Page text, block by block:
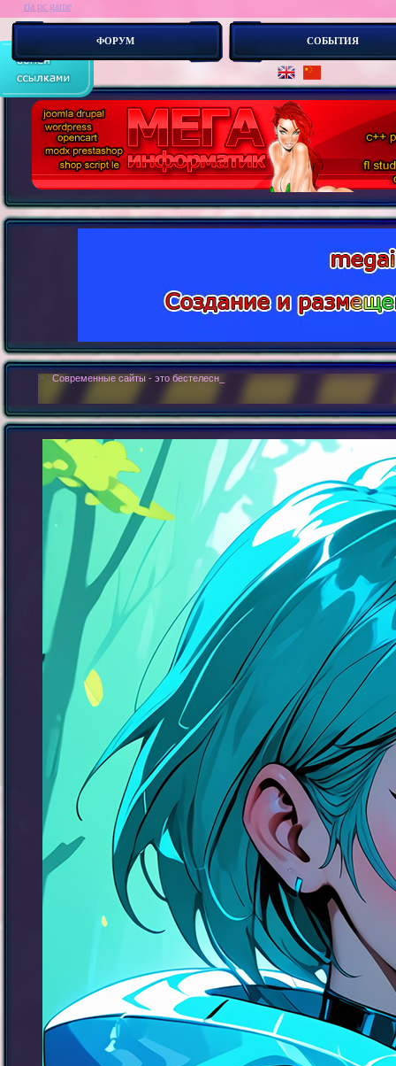
ФОРУМ СОБЫТИЯ
ria pc game
> : Современные сайты - это бестелесные роботы. Новые концепии создания